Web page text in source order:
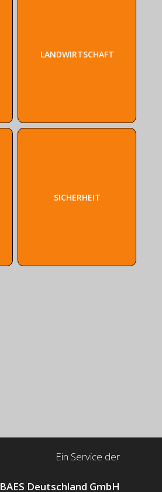
LANDWIRTSCHAFT
SICHERHEIT
Ein Service der
BAES Deutschland GmbH